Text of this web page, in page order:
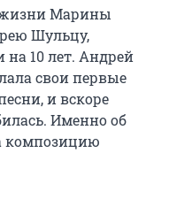
жизни Марины
Шульцу,
10 лет. Андрей
свои первые
и вскоре
Именно об
композицию